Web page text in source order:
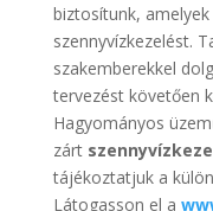
biztosítunk,
szennyvízkezelést.
szakemberekkel
tervezést követően
Hagyományos
zárt
tájékoztatjuk a
Látogasson el a